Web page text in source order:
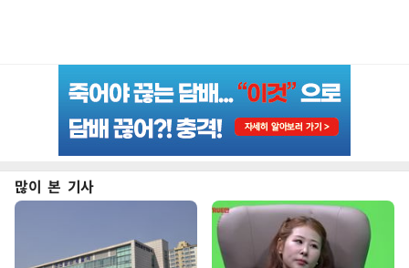
많이 본 기사